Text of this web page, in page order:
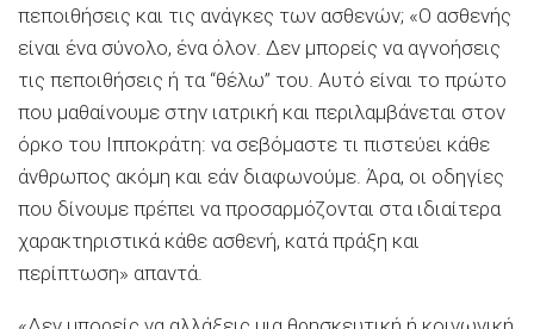
πεποιθήσεις και τις ανάγκες των ασθενών; «Ο ασθενής
είναι ένα σύνολο, ένα όλον. Δεν μπορείς να αγνοήσεις
τις πεποιθήσεις ή τα “θέλω” του. Αυτό είναι το πρώτο
που μαθαίνουμε στην ιατρική και περιλαμβάνεται στον
όρκο του Ιπποκράτη: να σεβόμαστε τι πιστεύει κάθε
άνθρωπος ακόμη και εάν διαφωνούμε. Άρα, οι οδηγίες
που δίνουμε πρέπει να προσαρμόζονται στα ιδιαίτερα
χαρακτηριστικά κάθε ασθενή, κατά πράξη και
περίπτωση» απαντά.